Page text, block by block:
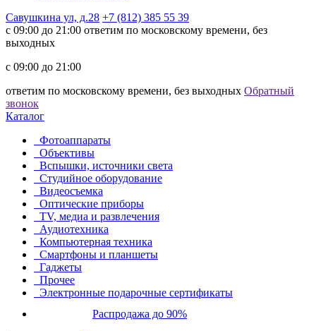
Савушкина ул, д.28 +7 (812) 385 55 39
c 09:00 до 21:00 ответим по московскому времени, без
выходных
c 09:00 до 21:00
ответим по московскому времени, без выходных Обратный
звонок
Каталог
Фотоаппараты
Объективы
Вспышки, источники света
Студийное оборудование
Видеосъемка
Оптические приборы
TV, медиа и развлечения
Аудиотехника
Компьютерная техника
Смартфоны и планшеты
Гаджеты
Прочее
Электронные подарочные сертификаты
Распродажа до 90%